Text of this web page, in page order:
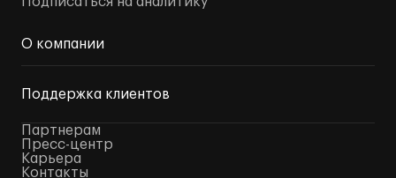
О компании
Поддержка клиентов
Партнерам
Пресс-центр
Карьера
Контакты